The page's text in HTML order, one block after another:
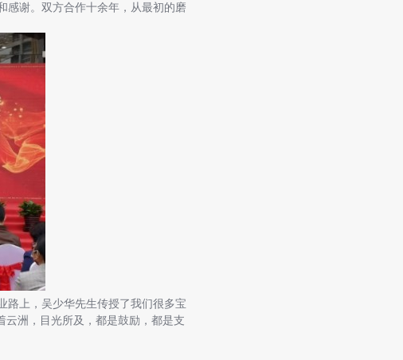
谢。双方合作十余年，从最初的磨
上，吴少华先生传授了我们很多宝
洲，目光所及，都是鼓励，都是支